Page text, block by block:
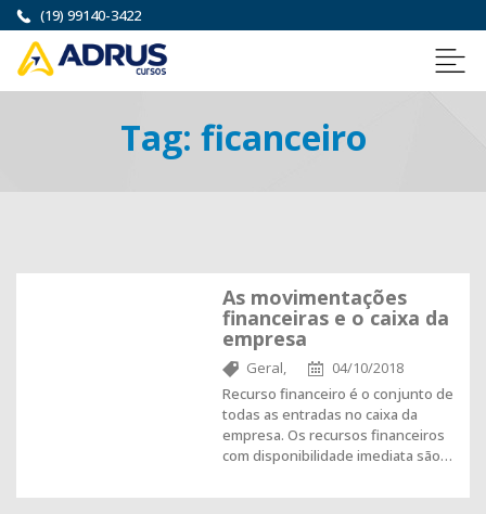
(19) 99140-3422
Tag: ficanceiro
As movimentações
financeiras e o caixa da
empresa
Geral,
04/10/2018
Recurso financeiro é o conjunto de
todas as entradas no caixa da
empresa. Os recursos financeiros
com disponibilidade imediata são…